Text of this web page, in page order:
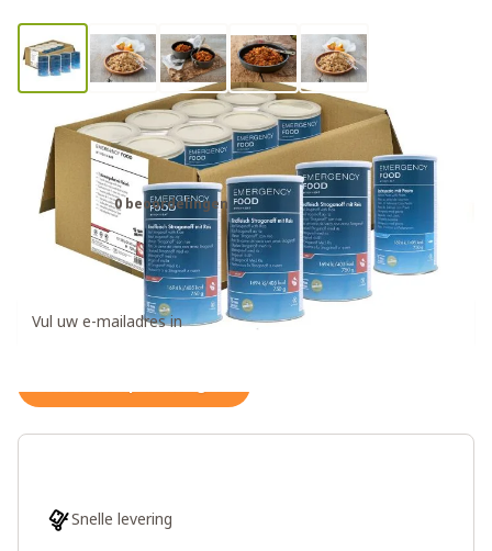
Trek'n Eat 30 dagen noodrantsoen
met vlees
0 beoordelingen
Ontvang een weer op voorraad notificatie
Snelle levering